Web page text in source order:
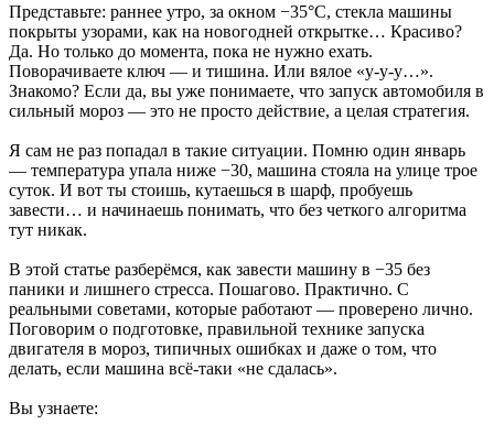
Представьте: раннее утро, за окном −35°C, стекла машины
покрыты узорами, как на новогодней открытке… Красиво?
Да. Но только до момента, пока не нужно ехать.
Поворачиваете ключ — и тишина. Или вялое «у-у-у…».
Знакомо? Если да, вы уже понимаете, что запуск автомобиля в
сильный мороз — это не просто действие, а целая стратегия.
Я сам не раз попадал в такие ситуации. Помню один январь
— температура упала ниже −30, машина стояла на улице трое
суток. И вот ты стоишь, кутаешься в шарф, пробуешь
завести… и начинаешь понимать, что без четкого алгоритма
тут никак.
В этой статье разберёмся, как завести машину в −35 без
паники и лишнего стресса. Пошагово. Практично. С
реальными советами, которые работают — проверено лично.
Поговорим о подготовке, правильной технике запуска
двигателя в мороз, типичных ошибках и даже о том, что
делать, если машина всё-таки «не сдалась».
Вы узнаете: